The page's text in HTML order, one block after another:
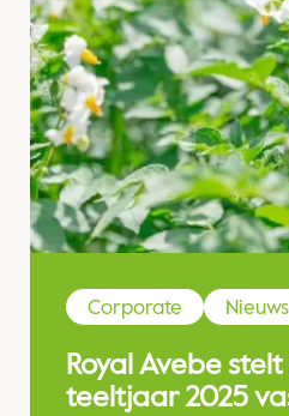
Corporate Nieuws
Royal Avebe
teeltjaar 2025